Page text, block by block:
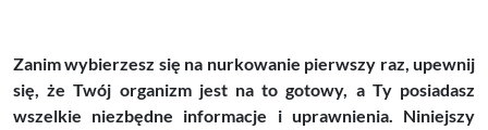
Zanim wybierzesz się na nurkowanie pierwszy raz, upewnij
się, że Twój organizm jest na to gotowy, a Ty posiadasz
wszelkie niezbędne informacje i uprawnienia. Niniejszy